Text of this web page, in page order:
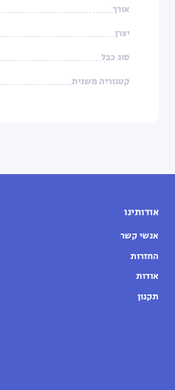
אורך
יצרן
סוג כבל
קטגוריה משנית
אודותינו
אנשי קשר
החזרות
אודות
תקנון